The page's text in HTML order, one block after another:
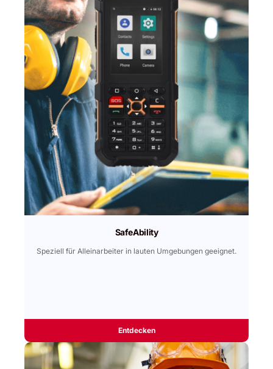
SafeAbility
Speziell für Alleinarbeiter in lauten Umgebungen geeignet.
Entdecken